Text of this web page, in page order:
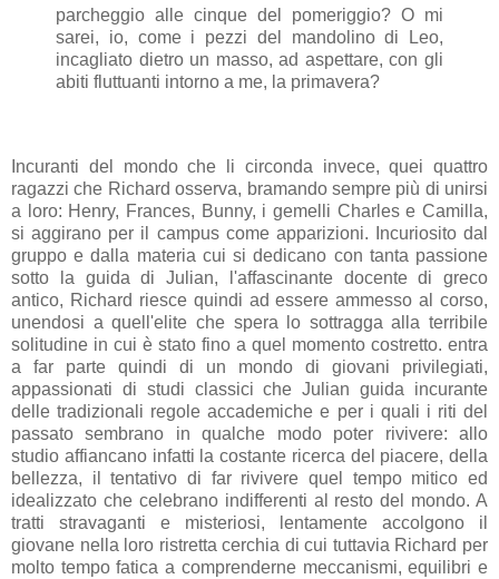
parcheggio alle cinque del pomeriggio? O mi
sarei, io, come i pezzi del mandolino di Leo,
incagliato dietro un masso, ad aspettare, con gli
abiti fluttuanti intorno a me, la primavera?
Incuranti del mondo che li circonda invece, quei quattro
ragazzi che Richard osserva, bramando sempre più di unirsi
a loro: Henry, Frances, Bunny, i gemelli Charles e Camilla,
si aggirano per il campus come apparizioni. Incuriosito dal
gruppo e dalla materia cui si dedicano con tanta passione
sotto la guida di Julian, l'affascinante docente di greco
antico, Richard riesce quindi ad essere ammesso al corso,
unendosi a quell'elite che spera lo sottragga alla terribile
solitudine in cui è stato fino a quel momento costretto. entra
a far parte quindi di un mondo di giovani privilegiati,
appassionati di studi classici che Julian guida incurante
delle tradizionali regole accademiche e per i quali i riti del
passato sembrano in qualche modo poter rivivere: allo
studio affiancano infatti la costante ricerca del piacere, della
bellezza, il tentativo di far rivivere quel tempo mitico ed
idealizzato che celebrano indifferenti al resto del mondo. A
tratti stravaganti e misteriosi, lentamente accolgono il
giovane nella loro ristretta cerchia di cui tuttavia Richard per
molto tempo fatica a comprenderne meccanismi, equilibri e